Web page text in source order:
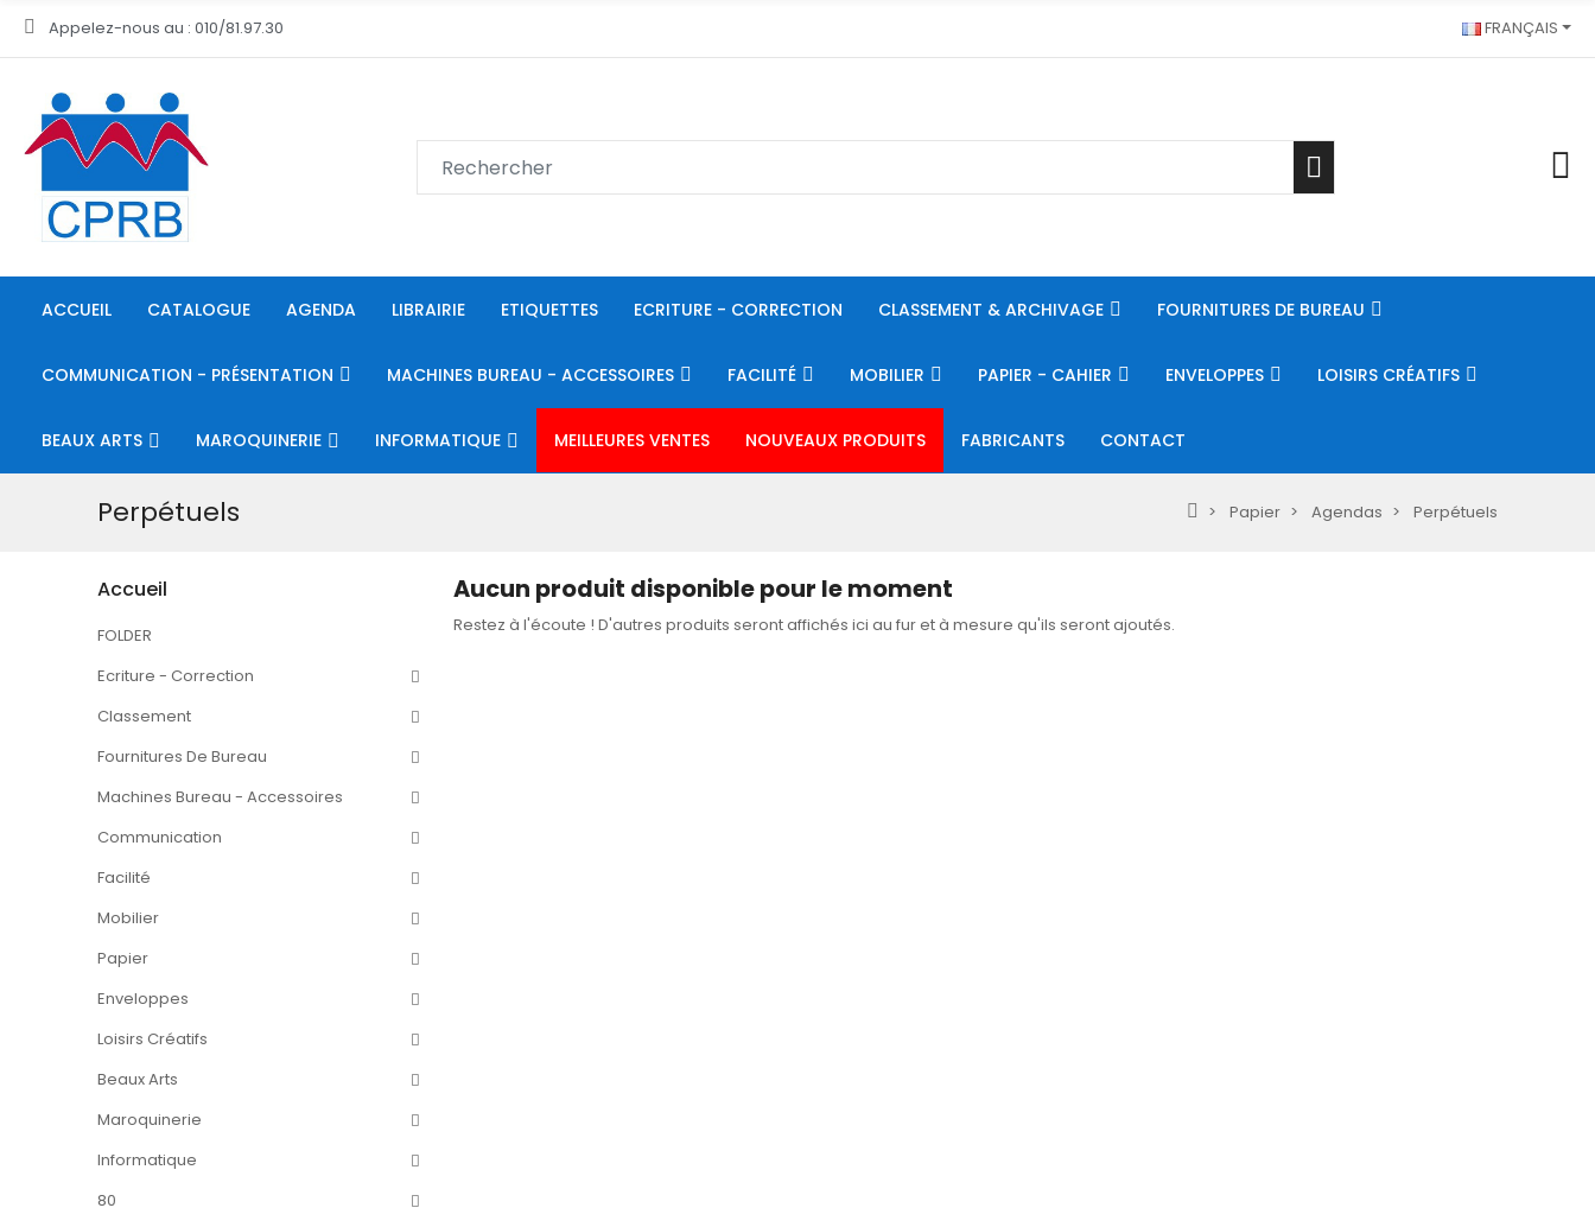
Appelez-nous au : 010/81.97.30 FRANÇAIS
ACCUEIL CATALOGUE AGENDA LIBRAIRIE ETIQUETTES ECRITURE - CORRECTION CLASSEMENT & ARCHIVAGE FOURNITURES DE BUREAU
COMMUNICATION - PRÉSENTATION MACHINES BUREAU - ACCESSOIRES FACILITÉ MOBILIER PAPIER - CAHIER ENVELOPPES LOISIRS CRÉATIFS
BEAUX ARTS MAROQUINERIE INFORMATIQUE MEILLEURES VENTES NOUVEAUX PRODUITS FABRICANTS CONTACT
Perpétuels Papier Agendas Perpétuels
Accueil
FOLDER
Ecriture - Correction
Classement
Fournitures De Bureau
Machines Bureau - Accessoires
Communication
Facilité
Mobilier
Papier
Enveloppes
Loisirs Créatifs
Beaux Arts
Maroquinerie
Informatique
80
Aucun produit disponible pour le moment
Restez à l'écoute ! D'autres produits seront affichés ici au fur et à mesure qu'ils seront ajoutés.